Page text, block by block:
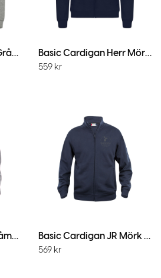
Basic Cardigan Herr Gråmelerad Basic Cardigan Herr Mörk Marin
559 kr
Basic Cardigan JR Gråmelerad Basic Cardigan JR Mörk Marin
569 kr